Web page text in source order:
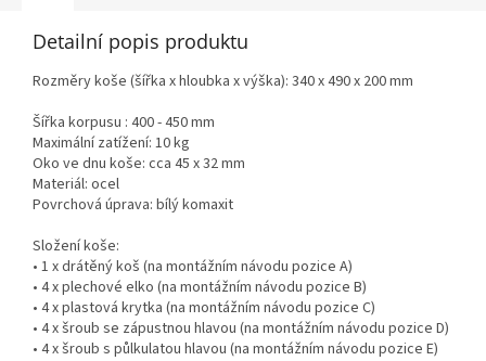
Detailní popis produktu
Rozměry koše (šířka x hloubka x výška): 340 x 490 x 200 mm
Šířka korpusu : 400 - 450 mm
Maximální zatížení: 10 kg
Oko ve dnu koše: cca 45 x 32 mm
Materiál: ocel
Povrchová úprava: bílý komaxit
Složení koše:
• 1 x drátěný koš (na montážním návodu pozice A)
• 4 x plechové elko (na montážním návodu pozice B)
• 4 x plastová krytka (na montážním návodu pozice C)
• 4 x šroub se zápustnou hlavou (na montážním návodu pozice D)
• 4 x šroub s půlkulatou hlavou (na montážním návodu pozice E)